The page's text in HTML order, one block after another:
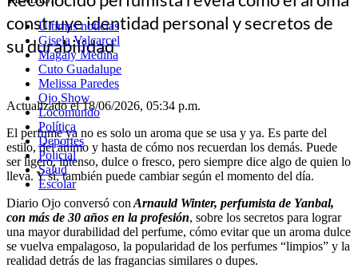
Últimas noticias
Gisela Valcarcel
Magaly Medina
Cuto Guadalupe
Melissa Paredes
Ojo Show
Locomundo
Política
Deportes
Policial
Salud
Escolar
construye identidad personal y secretos de
su durabilidad
Actualizado el 18/06/2026, 05:34 p.m.
El perfume ya no es solo un aroma que se usa y ya. Es parte del
estilo, del ánimo y hasta de cómo nos recuerdan los demás. Puede
ser ligero, intenso, dulce o fresco, pero siempre dice algo de quien lo
lleva. Y sí, también puede cambiar según el momento del día.
Diario Ojo conversó con Arnauld Winter, perfumista de Yanbal,
con más de 30 años en la profesión, sobre los secretos para lograr
una mayor durabilidad del perfume, cómo evitar que un aroma dulce
se vuelva empalagoso, la popularidad de los perfumes “limpios” y la
realidad detrás de las fragancias similares o dupes.